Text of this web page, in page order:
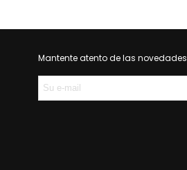
Mantente atento de las novedades